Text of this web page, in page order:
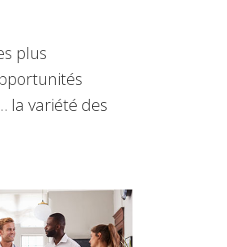
plus
la variété des